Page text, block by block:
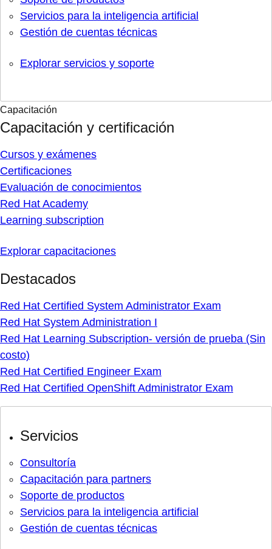
Servicios para la inteligencia artificial
Gestión de cuentas técnicas
Explorar servicios y soporte
Capacitación
Capacitación y certificación
Cursos y exámenes
Certificaciones
Evaluación de conocimientos
Red Hat Academy
Learning subscription
Explorar capacitaciones
Destacados
Red Hat Certified System Administrator Exam
Red Hat System Administration I
Red Hat Learning Subscription- versión de prueba (Sin
costo)
Red Hat Certified Engineer Exam
Red Hat Certified OpenShift Administrator Exam
Servicios
Consultoría
Capacitación para partners
Soporte de productos
Servicios para la inteligencia artificial
Gestión de cuentas técnicas